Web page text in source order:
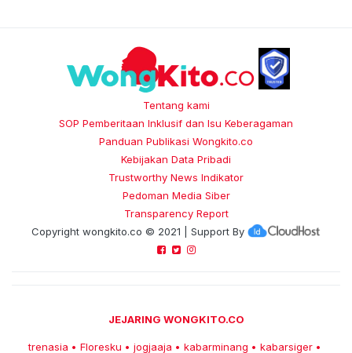
Tentang kami
SOP Pemberitaan Inklusif dan Isu Keberagaman
Panduan Publikasi Wongkito.co
Kebijakan Data Pribadi
Trustworthy News Indikator
Pedoman Media Siber
Transparency Report
Copyright wongkito.co © 2021 | Support By
JEJARING WONGKITO.CO
trenasia • Floresku • jogjaaja • kabarminang • kabarsiger •